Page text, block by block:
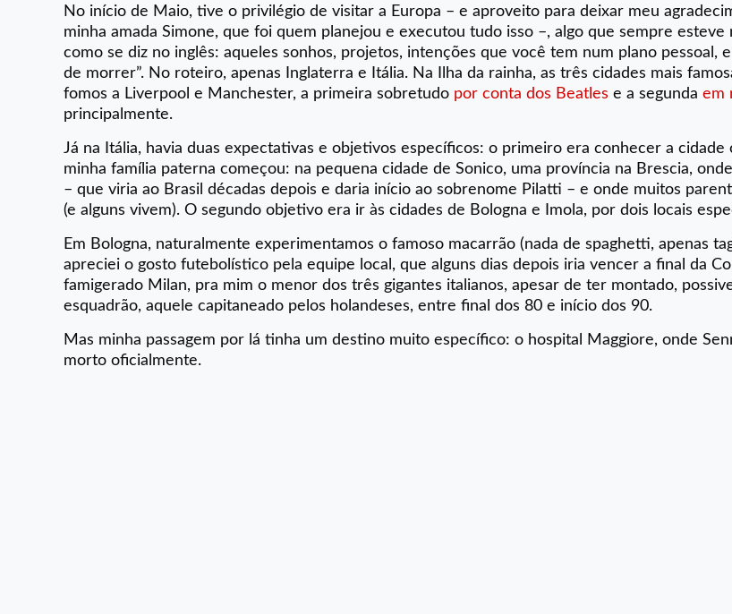
No início de Maio, tive o privilégio de visitar a Europa – e aproveito para deixar meu
minha amada Simone, que foi quem planejou e executou tudo isso –, algo que sempre
como se diz no inglês: aqueles sonhos, projetos, intenções que você tem num plano pessoal,
de morrer”. No roteiro, apenas Inglaterra e Itália. Na Ilha da rainha, as três cidades mais
fomos a Liverpool e Manchester, a primeira sobretudo por conta dos Beatles e a segundaem
principalmente.
Já na Itália, havia duas expectativas e objetivos específicos: o primeiro era conhecer a cidade
minha família paterna começou: na pequena cidade de Sonico, uma província na Brescia,
– que viria ao Brasil décadas depois e daria início ao sobrenome Pilatti – e onde muitos
(e alguns vivem). O segundo objetivo era ir às cidades de Bologna e Imola, por dois locais
Em Bologna, naturalmente experimentamos o famoso macarrão (nada de spaghetti, apenas
apreciei o gosto futebolístico pela equipe local, que alguns dias depois iria vencer a final da
famigerado Milan, pra mim o menor dos três gigantes italianos, apesar de ter montado,
esquadrão, aquele capitaneado pelos holandeses, entre final dos 80 e início dos 90.
Mas minha passagem por lá tinha um destino muito específico: o hospital Maggiore, onde
morto oficialmente.